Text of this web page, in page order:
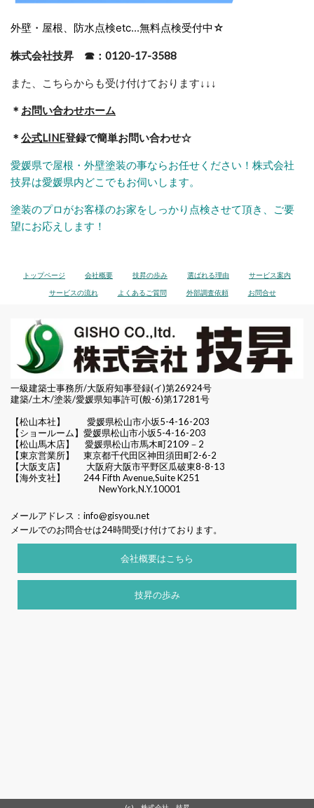
外壁・屋根、防水点検etc...無料点検受付中☆
株式会社技昇 ☎：0120-17-3588
また、こちらからも受け付けております↓↓↓
＊ お問い合わせホーム
＊ 公式LINE登録で簡単お問い合わせ☆
愛媛県で屋根・外壁塗装の事ならお任せください！株式会社
技昇は愛媛県内どこでもお伺いします。
塗装のプロがお客様のお家をしっかり点検させて頂き、ご要
望にお応えします！
トップページ 会社概要 技昇の歩み 選ばれる理由 サービス案内
サービスの流れ よくあるご質問 外部調査依頼 お問合せ
一級建築士事務所/大阪府知事登録(イ)第26924号
建築/土木/塗装/愛媛県知事許可(般-6)第17281号
【松山本社】
愛媛県松山市小坂5-4-16-203
【ショールーム】愛媛県松山市小坂5-4-16-203
【松山馬木店】 愛媛県松山市馬木町2109－2
【東京営業所】 東京都千代田区神田須田町2-6-2
【大阪支店】 大阪府大阪市平野区瓜破東8-8-13
【海外支社】 244 Fifth Avenue,Suite K251
NewYork,N.Y.10001
メールアドレス： info@gisyou.net
メールでのお問合せは24時間受け付けております。
会社概要はこちら
技昇の歩み